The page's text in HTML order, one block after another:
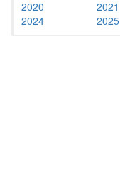
2020
2021
2024
2025